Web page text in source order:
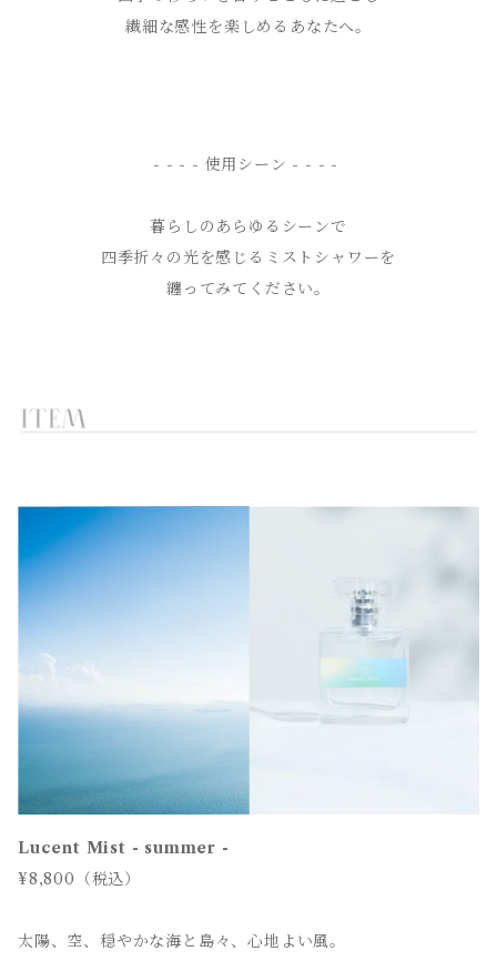
繊細な感性を楽しめるあなたへ。
- - - - 使用シーン - - - -
暮らしのあらゆるシーンで
四季折々の光を感じるミストシャワーを
纏ってみてください。
Lucent Mist - summer -
¥8,800（税込）
太陽、空、穏やかな海と島々、心地よい風。